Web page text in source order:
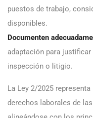
puestos de trabajo,
disponibles.
Documenten
adaptación para
inspección o litigio.
La Ley 2/2025
derechos laborales de